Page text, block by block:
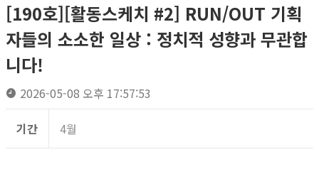
[190호][활동스케치 #2] RUN/OUT 기획
자들의 소소한 일상 : 정치적 성향과 무관합
니다!
2026-05-08 오후 17:57:53
기간 4월